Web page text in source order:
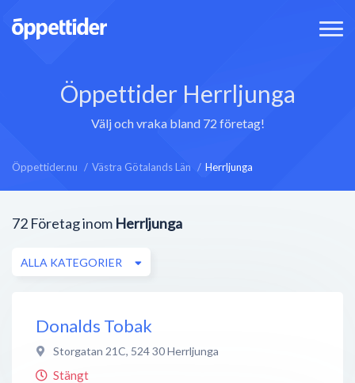
Öppettider Herrljunga
Välj och vraka bland 72 företag!
Öppettider.nu Västra Götalands Län Herrljunga
72 Företag inom Herrljunga
ALLA KATEGORIER
Donalds Tobak
Storgatan 21C, 524 30Herrljunga
Stängt